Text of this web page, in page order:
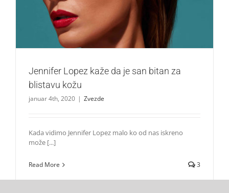
Jennifer Lopez kaže da je san bitan za
blistavu kožu
januar 4th, 2020 | Zvezde
Kada vidimo Jennifer Lopez malo ko od nas iskreno
može [...]
Read More 3